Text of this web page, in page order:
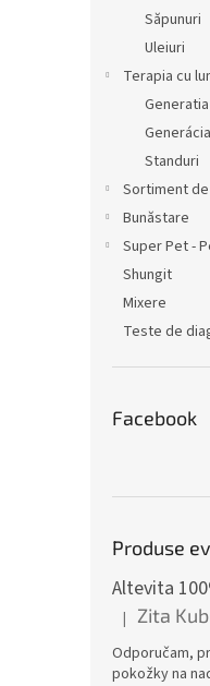
Săpunuri
Uleiuri
Terapia cu
Standuri
Sortiment
Bunăstare
Super Pet -
Shungit
Mixere
Teste de
Facebook
Produse
Ratingul
| Zita
Odporučam,
pokožky na